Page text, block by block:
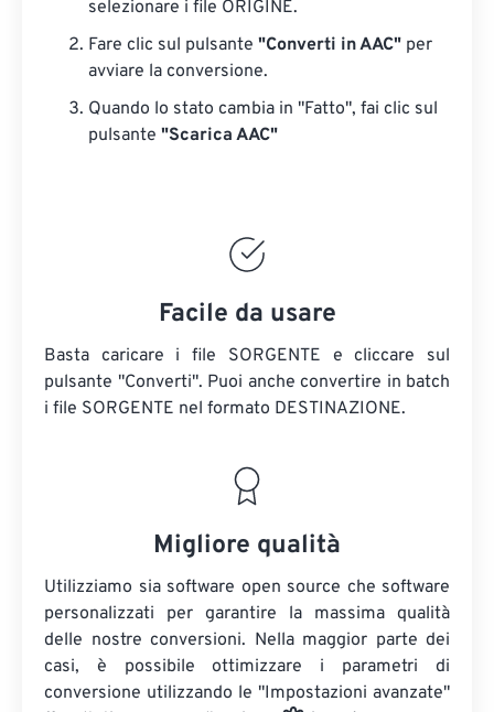
selezionare i file ORIGINE.
Fare clic sul pulsante "Converti in AAC" per
avviare la conversione.
Quando lo stato cambia in "Fatto", fai clic sul
pulsante "Scarica AAC"
Facile da usare
Basta caricare i file SORGENTE e cliccare sul
pulsante "Converti". Puoi anche convertire in batch
i file SORGENTE nel formato DESTINAZIONE.
Migliore qualità
Utilizziamo sia software open source che software
personalizzati per garantire la massima qualità
delle nostre conversioni. Nella maggior parte dei
casi, è possibile ottimizzare i parametri di
conversione utilizzando le "Impostazioni avanzate"